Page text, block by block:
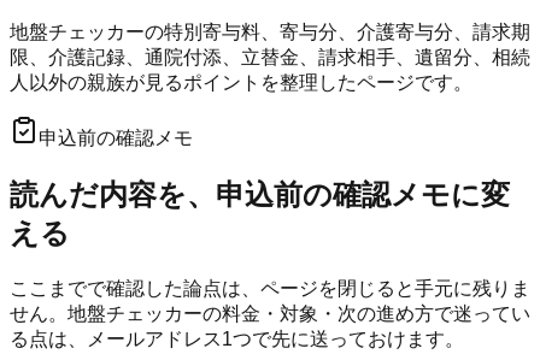
地盤チェッカーの特別寄与料、寄与分、介護寄与分、請求期
限、介護記録、通院付添、立替金、請求相手、遺留分、相続
人以外の親族が見るポイントを整理したページです。
申込前の確認メモ
読んだ内容を、申込前の確認メモに変
える
ここまでで確認した論点は、ページを閉じると手元に残りま
せん。 地盤チェッカーの料金・対象・次の進め方で迷ってい
る点は、メールアドレス1つで先に送っておけます。